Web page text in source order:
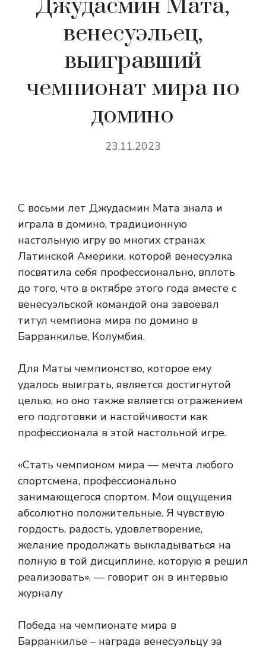
Джудасмин Мата,
венесуэльец,
выигравший
чемпионат мира по
домино
23.11.2023
С восьми лет Джудасмин Мата знала и
играла в домино, традиционную
настольную игру во многих странах
Латинской Америки, которой венесуэлка
посвятила себя профессионально, вплоть
до того, что в октябре этого года вместе с
венесуэльской командой она завоевал
титул чемпиона мира по домино в
Барранкилье, Колумбия.
Для Маты чемпионство, которое ему
удалось выиграть, является достигнутой
целью, но оно также является отражением
его подготовки и настойчивости как
профессионала в этой настольной игре.
«Стать чемпионом мира — мечта любого
спортсмена, профессионально
занимающегося спортом. Мои ощущения
абсолютно положительные. Я чувствую
гордость, радость, удовлетворение,
желание продолжать выкладываться на
полную в той дисциплине, которую я решил
реализовать», — говорит он в интервью
журналу
Победа на чемпионате мира в
Барранкилье – награда венесуэльцу за